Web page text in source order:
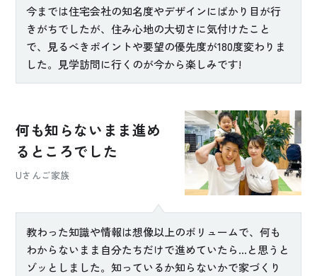
今までは住宅会社の知名度やデザインにばかり目が行
きがちでしたが、住み心地の大切さに気付けたこと
で、見るべきポイントや要望の優先度が180度変わりま
した。見学訪問に行くのが今から楽しみです!
何も知らないまま進め
るところでした
Uさんご家族
教わった知識や情報は想像以上のボリュームで、何も
わからないまま自分たちだけで進めていたら...と思うと
ゾッとしました。知っているか知らないかで家づくり